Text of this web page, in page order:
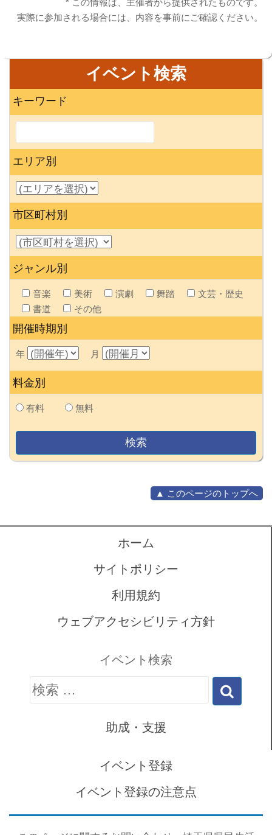
* この情報は、主催者から提供されたものです。
実際に参加される場合には、内容を事前にご確認ください。
イベント検索
キーワード
エリア別
市区町村別
ジャンル別
音楽 美術 演劇 舞踏
文芸・歴史
書道
その他
開催時期別
年 月
料金別
有料 無料
▲ このページのトップへ
ホーム
サイトポリシー
利用規約
ウェブアクセシビリティ方針
イベント検索
検
助成・支援
イベント登録
イベント登録の注意点